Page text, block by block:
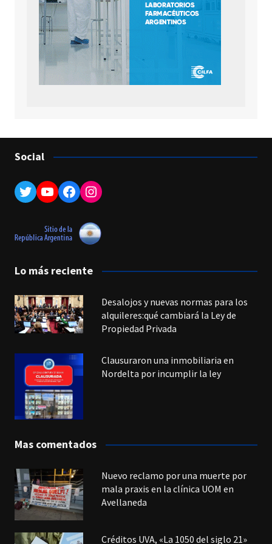
Social
Twitter
YouTube
Facebook
Instagram
Lo más reciente
Desalojos y nuevas normas para los
alquileres:qué cambiará la Ley de
Propiedad Privada
Clausuraron una inmobiliaria en
Nordelta por incumplir la ley
Mas comentados
Nuevo reclamo por una muerte por
mala praxis en la clínica UOM en
Avellaneda
Créditos UVA, «La 1050 del siglo 21»